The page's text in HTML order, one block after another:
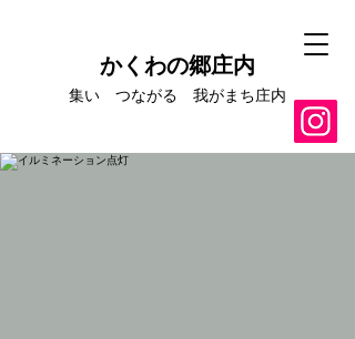
かくわの郷庄内
集い つながる​ 我がまち庄内